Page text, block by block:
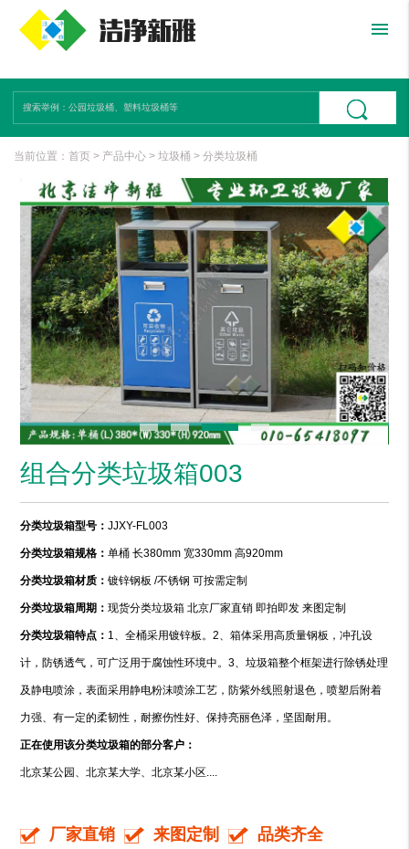
menu
当前位置： 首页> 产品中心> 垃圾桶 > 分类垃圾桶
组合分类垃圾箱003
分类垃圾箱型号：JJXY-FL003
分类垃圾箱规格：单桶 长380mm 宽330mm 高920mm
分类垃圾箱材质：镀锌钢板 /不锈钢 可按需定制
分类垃圾箱周期：现货分类垃圾箱 北京厂家直销 即拍即发 来图定制
分类垃圾箱特点： 1、全桶采用镀锌板。2、箱体采用高质量钢板，冲孔设
计，防锈透气，可广泛用于腐蚀性环境中。3、垃圾箱整个框架进行除锈处理
及静电喷涂，表面采用静电粉沫喷涂工艺，防紫外线照射退色，喷塑后附着
力强、有一定的柔韧性，耐擦伤性好、保持亮丽色泽，坚固耐用。
正在使用该分类垃圾箱的部分客户：
北京某公园、北京某大学、北京某小区....
厂家直销 来图定制
品类齐全